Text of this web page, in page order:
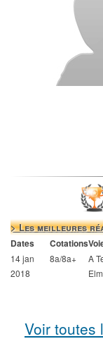
> Les meilleures
Dates Cotations
14 jan
2018
8a/8a+
A
Voir toutes